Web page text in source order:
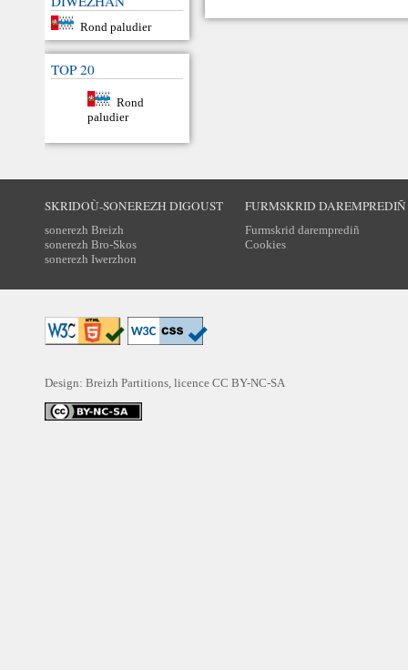
Rond paludier
TOP 20
Rond
paludier
SKRIDOÙ-SONEREZH DIGOUST
sonerezh Breizh
sonerezh Bro-Skos
sonerezh Iwerzhon
FURMSKRID DAREMPREDIÑ
Furmskrid daremprediñ
Cookies
Design: Breizh Partitions, licence CC BY-NC-SA